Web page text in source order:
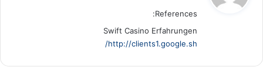
ل
References:
Swift Casino Erfahrungen
http://clients1.google.sh/